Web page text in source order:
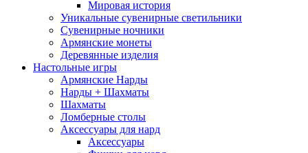
Мировая история
Уникальные сувенирные светильники
Сувенирные ночники
Армянские монеты
Деревянные изделия
Настольные игры
Армянские Нарды
Нарды + Шахматы
Шахматы
Ломберные столы
Аксессуары для нард
Аксессуары